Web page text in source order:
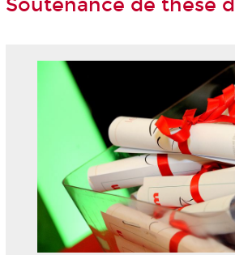
Soutenance de thèse